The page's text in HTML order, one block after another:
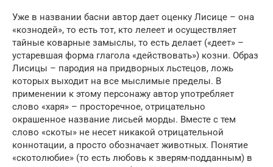
Уже в названии басни автор дает оценку Лисице – она
«кознодей», то есть тот, кто лелеет и осуществляет
тайные коварные замыслы, то есть делает («деет» –
устаревшая форма глагола «действовать») козни. Образ
Лисицы – пародия на придворных льстецов, ложь
которых выходит на все мыслимые пределы. В
применении к этому персонажу автор употребляет
слово «харя» – просторечное, отрицательно
окрашенное название лисьей морды. Вместе с тем
слово «скоты» не несет никакой отрицательной
коннотации, а просто обозначает животных. Понятие
«скотолюбие» (то есть любовь к зверям-подданным) в